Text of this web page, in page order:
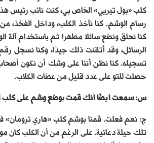
كلب «بول تيريي» الخاص بي، كنت نائب رئيس
رسام الوشم. كنا نأخذ الكلب، وداخل الفخذ، من
كنا نحلق ونضع سائلا مطهرا ثم باستخدام آلة
الرسائل، وقد أتقنت ذلك جيدًا، وكنا نسجل
تسجيله. كنا نظن أننا على وشك أن نكون أصحاب
حصلت للتو على عدد قليل من عضات الكلاب.
س: سمعت أيضًا أنك قمت بوضع وشم على كلب
ج: نعم فعلت. قمنا بوشم كلب «هاري ترومان»
تلك حيلة دعائية. على الرغم من أن الكلب كان